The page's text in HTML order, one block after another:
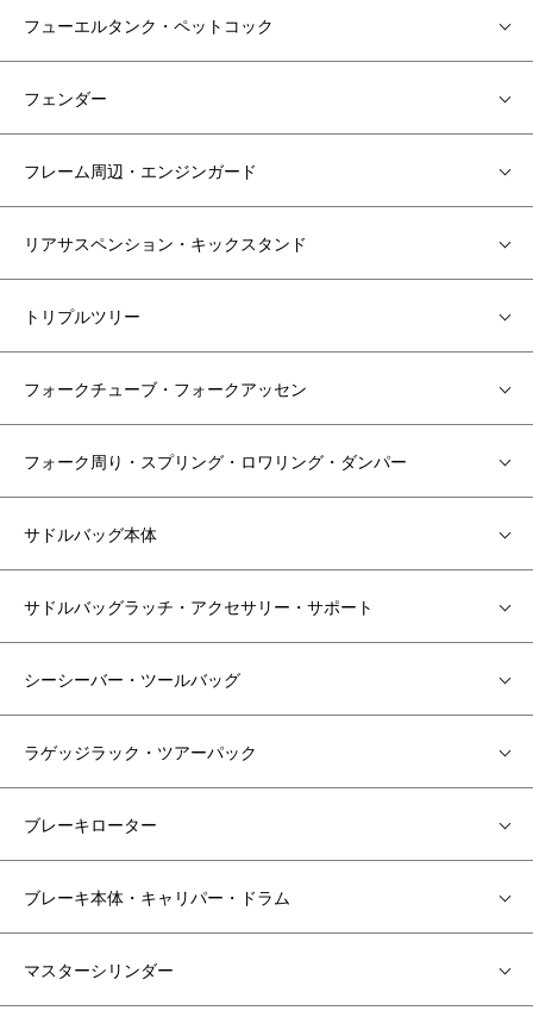
フューエルタンク・ペットコック
フェンダー
フレーム周辺・エンジンガード
リアサスペンション・キックスタンド
トリプルツリー
フォークチューブ・フォークアッセン
フォーク周り・スプリング・ロワリング・ダンパー
サドルバッグ本体
サドルバッグラッチ・アクセサリー・サポート
シーシーバー・ツールバッグ
ラゲッジラック・ツアーパック
ブレーキローター
ブレーキ本体・キャリパー・ドラム
マスターシリンダー